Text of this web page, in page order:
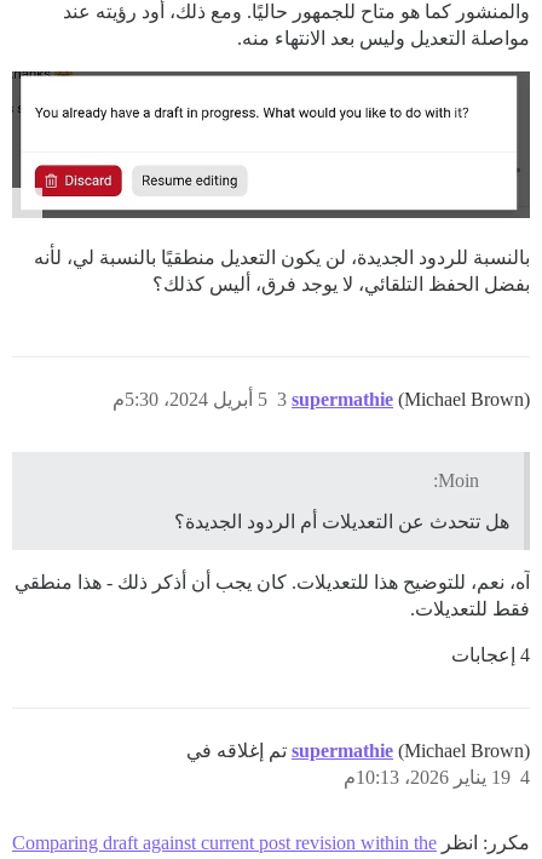
والمنشور كما هو متاح للجمهور حاليًا. ومع ذلك، أود رؤيته عند
مواصلة التعديل وليس بعد الانتهاء منه.
بالنسبة للردود الجديدة، لن يكون التعديل منطقيًا بالنسبة لي، لأنه
بفضل الحفظ التلقائي، لا يوجد فرق، أليس كذلك؟
supermathie (Michael Brown) 5 أبريل 2024، 5:30م 3
Moin:
هل تتحدث عن التعديلات أم الردود الجديدة؟
آه، نعم، للتوضيح هذا للتعديلات. كان يجب أن أذكر ذلك - هذا منطقي
فقط للتعديلات.
4 إعجابات
supermathie (Michael Brown) تم إغلاقه في
19 يناير 2026، 10:13م 4
مكرر: انظر Comparing draft against current post revision within the